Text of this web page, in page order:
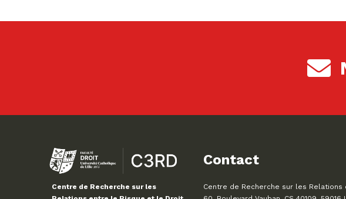
Centre de Recherche sur les
Contact
Centre de Recherche sur les